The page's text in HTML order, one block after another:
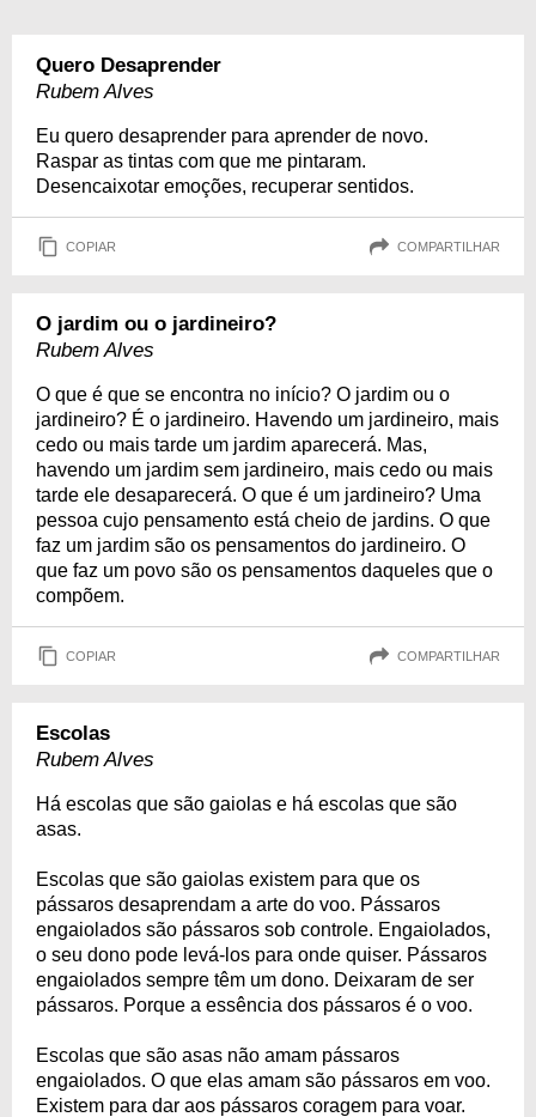
Quero Desaprender
Rubem Alves
Eu quero desaprender para aprender de novo.
Raspar as tintas com que me pintaram.
Desencaixotar emoções, recuperar sentidos.
COPIAR COMPARTILHAR
O jardim ou o jardineiro?
Rubem Alves
O que é que se encontra no início? O jardim ou o
jardineiro? É o jardineiro. Havendo um jardineiro, mais
cedo ou mais tarde um jardim aparecerá. Mas,
havendo um jardim sem jardineiro, mais cedo ou mais
tarde ele desaparecerá. O que é um jardineiro? Uma
pessoa cujo pensamento está cheio de jardins. O que
faz um jardim são os pensamentos do jardineiro. O
que faz um povo são os pensamentos daqueles que o
compõem.
COPIAR COMPARTILHAR
Escolas
Rubem Alves
Há escolas que são gaiolas e há escolas que são
asas.
Escolas que são gaiolas existem para que os
pássaros desaprendam a arte do voo. Pássaros
engaiolados são pássaros sob controle. Engaiolados,
o seu dono pode levá-los para onde quiser. Pássaros
engaiolados sempre têm um dono. Deixaram de ser
pássaros. Porque a essência dos pássaros é o voo.
Escolas que são asas não amam pássaros
engaiolados. O que elas amam são pássaros em voo.
Existem para dar aos pássaros coragem para voar.